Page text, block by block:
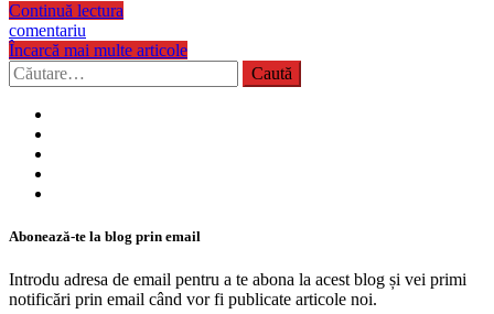
Continuă lectura
comentariu
Încarcă mai multe articole
Caută
după:
Abonează-te la blog prin email
Introdu adresa de email pentru a te abona la acest blog și vei primi
notificări prin email când vor fi publicate articole noi.